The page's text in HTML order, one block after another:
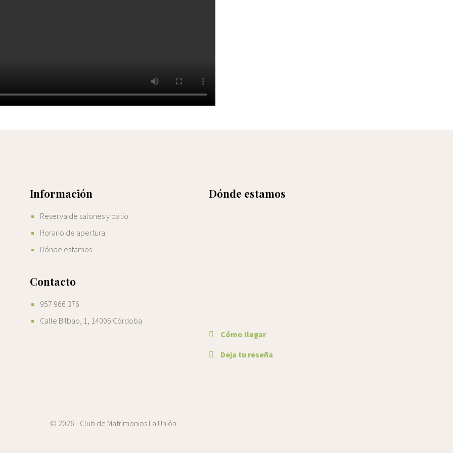
Información
Reserva de salones y patio
Horario de apertura
Dónde estamos
Contacto
957 966 376
Calle Bilbao, 1, 14005 Córdoba
Dónde estamos
Cómo llegar
Deja tu reseña
© 2026 - Club de Matrimonios La Unión